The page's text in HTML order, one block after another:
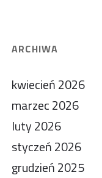
ARCHIWA
kwiecień 2026
marzec 2026
luty 2026
styczeń 2026
grudzień 2025